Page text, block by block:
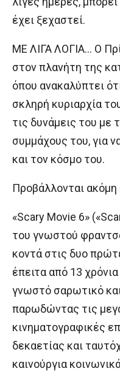
έχει ξεχαστεί.
ΜΕ ΛΙΓΑ ΛΟΓΙΑ… Ο
στον πλανήτη της
όπου ανακαλύπτει
σκληρή κυριαρχία
τις δυνάμεις του με
συμμάχους του, για
και τον κόσμο του.
Προβάλλονται ακόμη
«Scary Movie 6»
του γνωστού
κοντά στις δυο
έπειτα από 13
γνωστό σαρωτικό
παρωδώντας τις
κινηματογραφικές
δεκαετίας και
καινούργια